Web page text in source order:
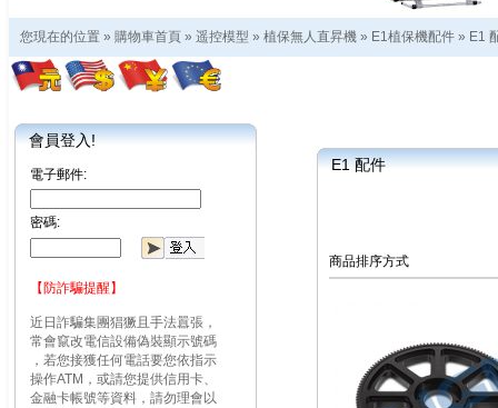
您現在的位置 » 購物車首頁 » 遥控模型 » 植保無人直昇機 » E1植保機配件 » E1
會員登入!
電子郵件:
密碼:
【防詐騙提醒】
近日詐騙集團猖獗且手法囂張，
常會竄改電信設備偽裝顯示號碼
，若您接獲任何電話要您依指示
操作ATM，或請您提供信用卡、
金融卡帳號等資料，請勿理會以
E1 配件
商品排序方式